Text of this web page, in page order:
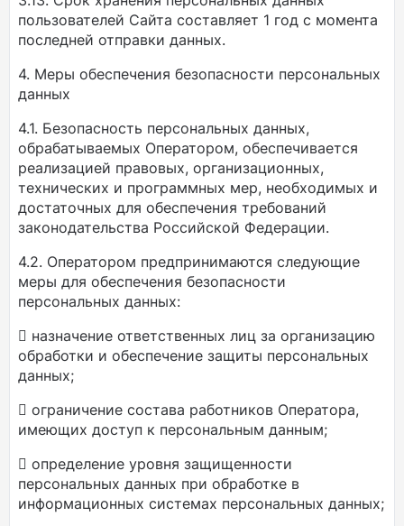
пользователей Сайта составляет 1 год с момента
последней отправки данных.
4. Меры обеспечения безопасности персональных
данных
4.1. Безопасность персональных данных,
обрабатываемых Оператором, обеспечивается
реализацией правовых, организационных,
технических и программных мер, необходимых и
достаточных для обеспечения требований
законодательства Российской Федерации.
4.2. Оператором предпринимаются следующие
меры для обеспечения безопасности
персональных данных:
 назначение ответственных лиц за организацию
обработки и обеспечение защиты персональных
данных;
 ограничение состава работников Оператора,
имеющих доступ к персональным данным;
 определение уровня защищенности
персональных данных при обработке в
информационных системах персональных данных;